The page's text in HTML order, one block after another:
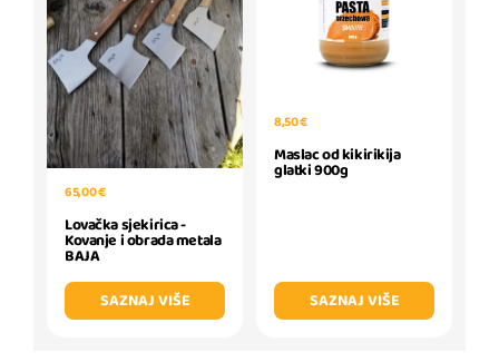
65,00 €
Lovačka sjekirica -
Kovanje i obrada metala
BAJA
SAZNAJ VIŠE
8,50 €
Maslac od kikirikija
glatki 900g
SAZNAJ VIŠE